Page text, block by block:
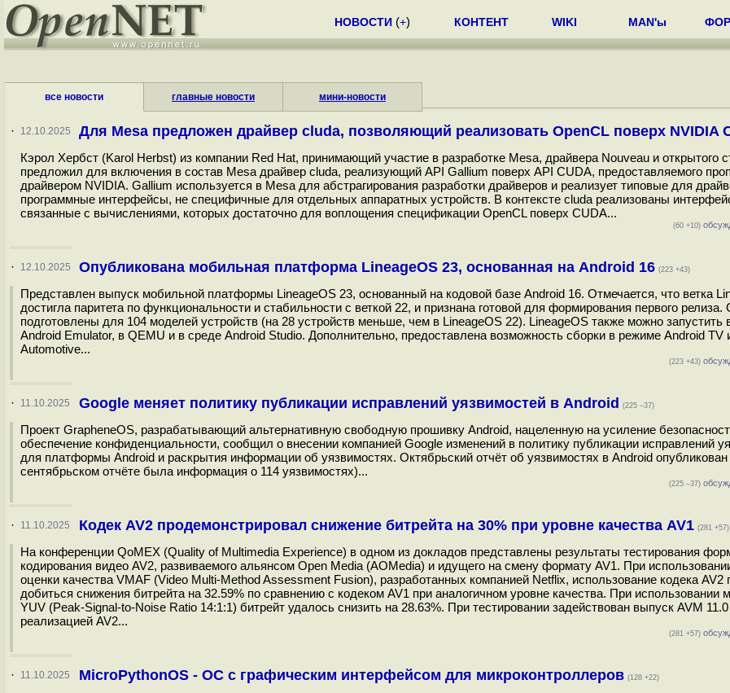
НОВОСТИ (+) КОНТЕНТ WIKI MAN'ы
все новости главные новости мини-новости
· 12.10.2025 Для Mesa предложен драйвер cluda, позволяющий реализовать OpenCL поверх NVIDIA
Кэрол Хербст (Karol Herbst) из компании Red Hat, принимающий участие в разработке Mesa, драйвера Nouveau и открытого
предложил для включения в состав Mesa драйвер cluda, реализующий API Gallium поверх API CUDA, предоставляемого
драйвером NVIDIA. Gallium используется в Mesa для абстрагирования разработки драйверов и реализует типовые для
программные интерфейсы, не специфичные для отдельных аппаратных устройств. В контексте cluda реализованы
связанные с вычислениями, которых достаточно для воплощения спецификации OpenCL поверх CUDA...
(60 +10)
· 12.10.2025 Опубликована мобильная платформа LineageOS 23, основанная на Android 16 (223 +43)
Представлен выпуск мобильной платформы LineageOS 23, основанный на кодовой базе Android 16. Отмечается, что ветка
достигла паритета по функциональности и стабильности c веткой 22, и признана готовой для формирования первого релиза.
подготовлены для 104 моделей устройств (на 28 устройств меньше, чем в LineageOS 22). LineageOS также можно запустить
Android Emulator, в QEMU и в среде Android Studio. Дополнительно, предоставлена возможность сборки в режиме Android TV
Automotive...
(223 +43)
· 11.10.2025 Google меняет политику публикации исправлений уязвимостей в Android (225 –37)
Проект GrapheneOS, разрабатывающий альтернативную свободную прошивку Android, нацеленную на усиление
обеспечение конфиденциальности, сообщил о внесении компанией Google изменений в политику публикации исправлений
для платформы Android и раскрытия информации об уязвимостях. Октябрьский отчёт об уязвимостях в Android
сентябрьском отчёте была информация о 114 уязвимостях)...
(225 –37)
· 11.10.2025 Кодек AV2 продемонстрировал снижение битрейта на 30% при уровне качества AV1 (281 +57)
На конференции QoMEX (Quality of Multimedia Experience) в одном из докладов представлены результаты тестирования
кодирования видео AV2, развиваемого альянсом Open Media (AOMedia) и идущего на смену формату AV1. При
оценки качества VMAF (Video Multi-Method Assessment Fusion), разработанных компанией Netflix, использование кодека AV2
добиться снижения битрейта на 32.59% по сравнению с кодеком AV1 при аналогичном уровне качества. При использовании
YUV (Peak-Signal-to-Noise Ratio 14:1:1) битрейт удалось снизить на 28.63%. При тестировании задействован выпуск AVM
реализацией AV2...
(281 +57)
· 11.10.2025 MicroPythonOS - ОС с графическим интерфейсом для микроконтроллеров (128 +22)